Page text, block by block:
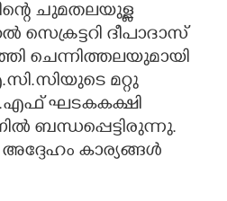
ചുമതലയുള്ള
ദീപാദാസ്
ചെന്നിത്തലയുമായി
മറ്റു
ഘടകകക്ഷി
ബന്ധപ്പെട്ടിരുന്നു.
കാര്യങ്ങൾ